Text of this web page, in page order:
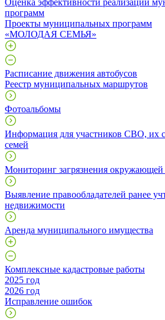
программ
Проекты муниципальных программ
«МОЛОДАЯ СЕМЬЯ»
Расписание движения автобусов
Реестр муниципальных маршрутов
Фотоальбомы
Информация для участников СВО, их
семей
Мониторинг загрязнения окружающей
Выявление правообладателей ранее
недвижимости
Аренда муниципального имущества
Комплексные кадастровые работы
2025 год
2026 год
Исправление ошибок